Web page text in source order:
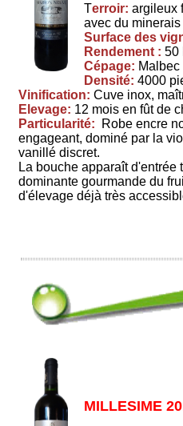
Terroir: argileux
avec du minerais
Surface des
Rendement : 50
Cépage:
Densité: 4000
Vinification: Cuve inox,
Elevage: 12 mois en fût de
Particularité:
Robe encre
engageant, dominé par la
vanillé discret.
La bouche apparaît d'entrée
dominante gourmande du
d'élevage déjà très
MILLESIME